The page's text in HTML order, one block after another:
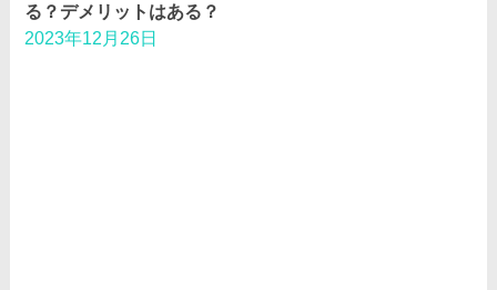
る？デメリットはある？
2023年12月26日